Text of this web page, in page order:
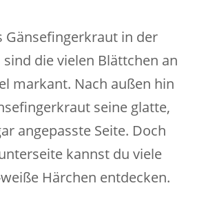
Gänsefingerkraut in der
die vielen Blättchen an
markant. Nach außen hin
seine glatte,
angepasste Seite. Doch
kannst du viele
Härchen entdecken.